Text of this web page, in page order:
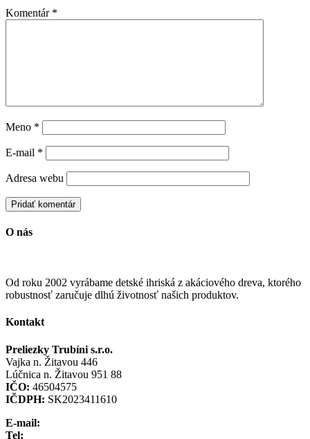
Komentár *
Meno *
E-mail *
Adresa webu
O nás
Od roku 2002 vyrábame detské ihriská z akáciového dreva, ktorého
robustnosť zaručuje dlhú životnosť našich produktov.
Kontakt
Preliezky Trubíni s.r.o.
Vajka n. Žitavou 446
Lúčnica n. Žitavou 951 88
IČO: 46504575
IČDPH: SK2023411610
E-mail:
Tel: